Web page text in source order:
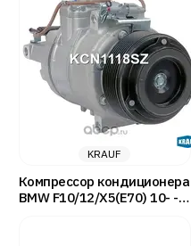
KRAUF
Компрессор кондиционера
BMW F10/12/X5(E70) 10- -